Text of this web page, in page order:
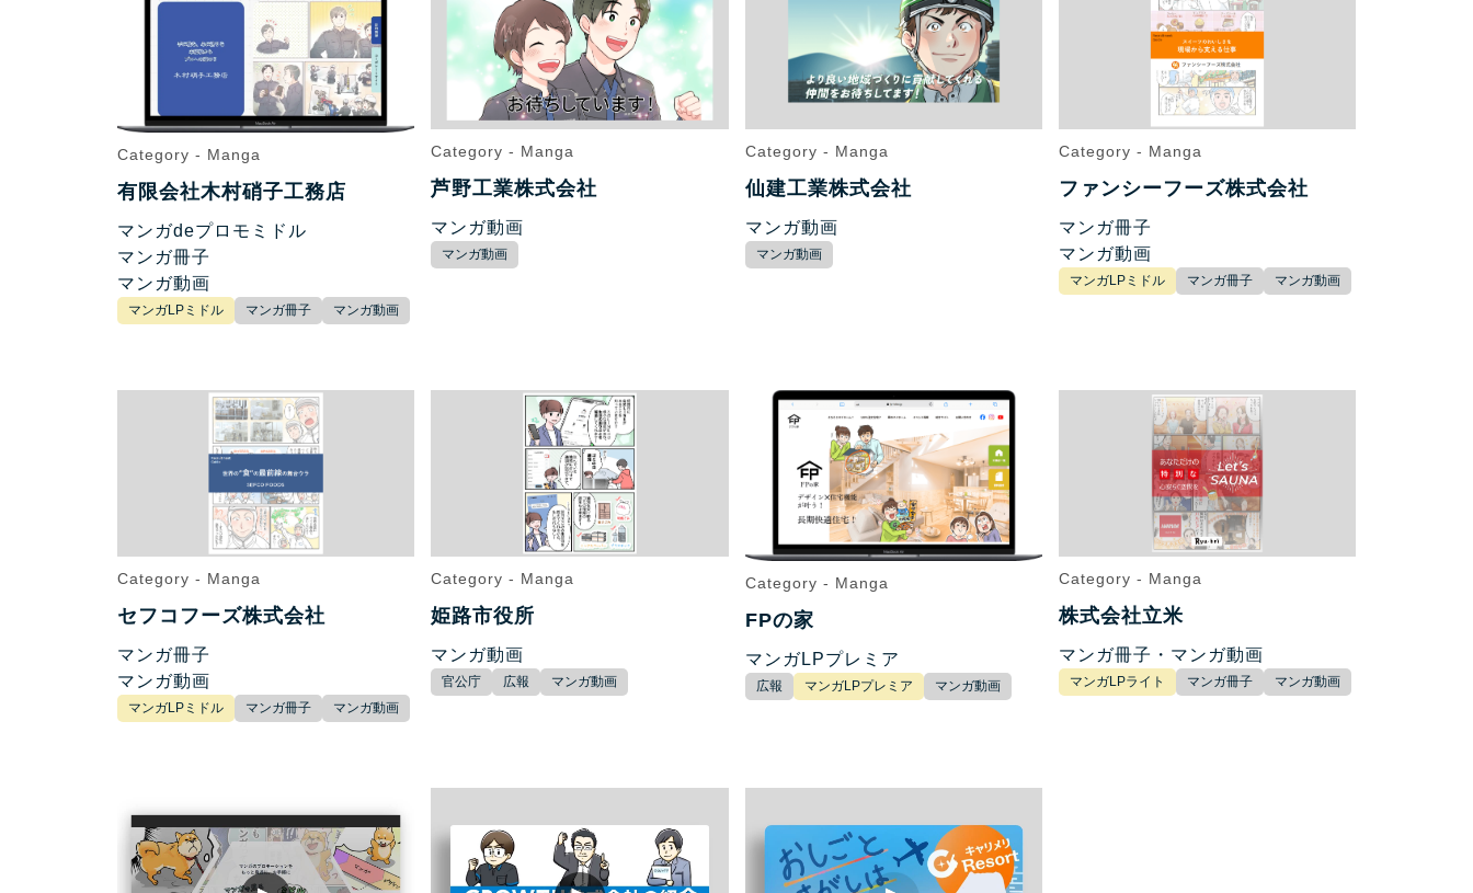
Category - Manga
有限会社木村硝子工務店
マンガdeプロモミドル
マンガ冊子
マンガ動画
マンガLPミドル マンガ冊子 マンガ動画
Category - Manga
芦野工業株式会社
マンガ動画
マンガ動画
Category - Manga
仙建工業株式会社
マンガ動画
マンガ動画
Category - Manga
ファンシーフーズ株式会社
マンガ冊子
マンガ動画
マンガLPミドル マンガ冊子 マンガ動画
Category - Manga
セフコフーズ株式会社
マンガ冊子
マンガ動画
マンガLPミドル マンガ冊子 マンガ動画
Category - Manga
姫路市役所
マンガ動画
官公庁 広報 マンガ動画
Category - Manga
FPの家
マンガLPプレミア
広報 マンガLPプレミア マンガ動画
Category - Manga
株式会社立米
マンガ冊子・マンガ動画
マンガLPライト マンガ冊子 マンガ動画